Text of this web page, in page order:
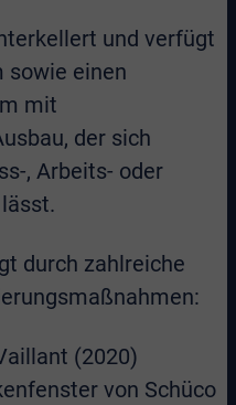
und verfügt
sowie einen
mit
der sich
, Arbeits- oder
durch zahlreiche
(2020)
von Schüco